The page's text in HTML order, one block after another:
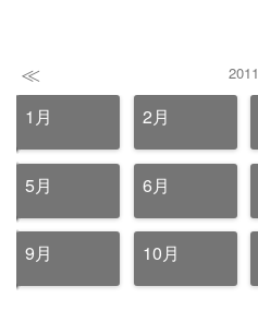
≪ 2011
1月 2月
5月 6月
9月 10月